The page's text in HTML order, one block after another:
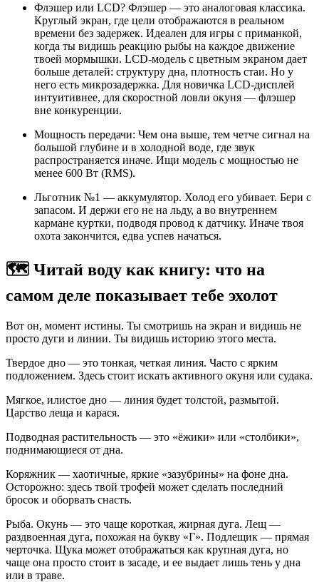
Флэшер или LCD? Флэшер — это аналоговая классика.
Круглый экран, где цели отображаются в реальном
времени без задержек. Идеален для игры с приманкой,
когда ты видишь реакцию рыбы на каждое движение
твоей мормышки. LCD-модель с цветным экраном дает
больше деталей: структуру дна, плотность стаи. Но у
него есть микрозадержка. Для новичка LCD-дисплей
интуитивнее, для скоростной ловли окуня — флэшер
вне конкуренции.
Мощность передачи: Чем она выше, тем четче сигнал на
большой глубине и в холодной воде, где звук
распространяется иначе. Ищи модель с мощностью не
менее 600 Вт (RMS).
Льготник №1 — аккумулятор. Холод его убивает. Бери с
запасом. И держи его не на льду, а во внутреннем
кармане куртки, подводя провод к датчику. Иначе твоя
охота закончится, едва успев начаться.
🗺️ Читай воду как книгу: что на
самом деле показывает тебе эхолот
Вот он, момент истины. Ты смотришь на экран и видишь не
просто дуги и линии. Ты видишь историю этого места.
Твердое дно — это тонкая, четкая линия. Часто с ярким
подложением. Здесь стоит искать активного окуня или судака.
Мягкое, илистое дно — линия будет толстой, размытой.
Царство леща и карася.
Подводная растительность — это «ёжики» или «столбики»,
поднимающиеся от дна.
Коряжник — хаотичные, яркие «зазубрины» на фоне дна.
Осторожно: здесь твой трофей может сделать последний
бросок и оборвать снасть.
Рыба. Окунь — это чаще короткая, жирная дуга. Лещ —
раздвоенная дуга, похожая на букву «Г». Подлещик — прямая
черточка. Щука может отображаться как крупная дуга, но
чаще она просто стоит в засаде, и ее выдает лишь тень у дна
или в траве.